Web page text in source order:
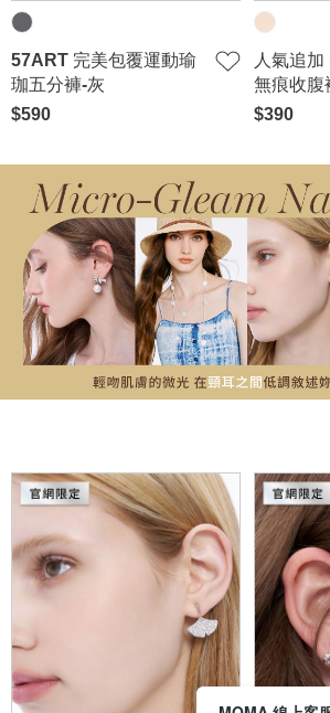
57ART 完美包覆運動瑜
珈五分褲-灰
$590
人氣追
無痕收腹
$390